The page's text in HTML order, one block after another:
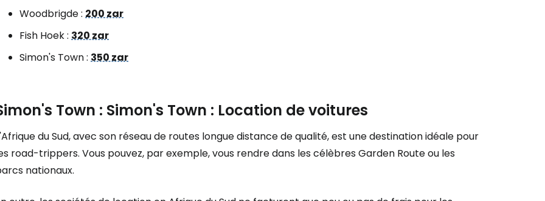
Woodbrigde : 200 zar
Fish Hoek : 320 zar
Simon's Town : 350 zar
Town : Simon's Town : Location de voitures
du Sud, avec son réseau de routes longue distance de qualité, est une destination idéale pour
road-trippers. Vous pouvez, par exemple, vous rendre dans les célèbresGarden Routeou les
nationaux.